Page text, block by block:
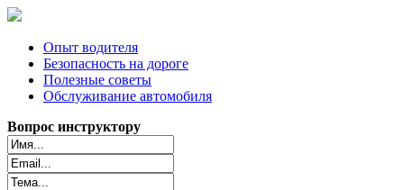
Опыт водителя
Безопасность на дороге
Полезные советы
Обслуживание автомобиля
Вопрос инструктору